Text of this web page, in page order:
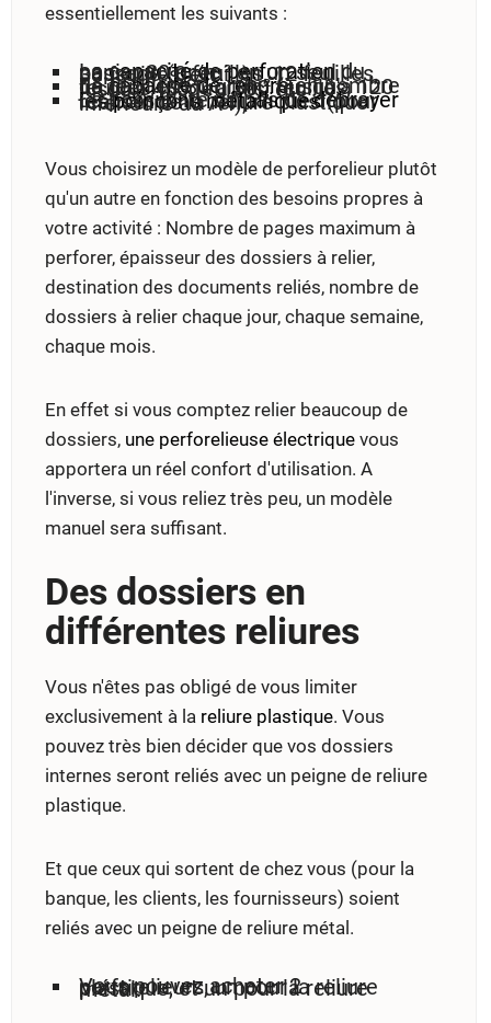
essentiellement les suivants :
Lacapacité de perforation
du papier 80 gr/m² en un seul passage (8 feuilles, 12 feuilles, 30 feuilles, etc ...),
Lacapacité de reliure
en nombre de feuilles 80 gr/m² (jusqu'à 120 feuilles, jusqu'à 300 feuilles, jusqu'à 450 feuilles, etc ...),
La possibilité ou pas de
débrayer les poinçons métalliques
(pour réaliser de la reliure plastique inférieure au A4),
Vous choisirez un modèle de perforelieur plutôt
qu'un autre en fonction des besoins propres à
votre activité : Nombre de pages maximum à
perforer, épaisseur des dossiers à relier,
destination des documents reliés, nombre de
dossiers à relier chaque jour, chaque semaine,
chaque mois.
En effet si vous comptez relier beaucoup de
dossiers, une perforelieuse électrique vous
apportera un réel confort d'utilisation. A
l'inverse, si vous reliez très peu, un modèle
manuel sera suffisant.
Des dossiers en
différentes reliures
Vous n'êtes pas obligé de vous limiter
exclusivement à la reliure plastique. Vous
pouvez très bien décider que vos dossiers
internes seront reliés avec un peigne de reliure
plastique.
Et que ceux qui sortent de chez vous (pour la
banque, les clients, les fournisseurs) soient
reliés avec un peigne de reliure métal.
Vous pouvez acheter 2 perforelieurs, un pour la reliure plastique, et un pour la reliure métal.